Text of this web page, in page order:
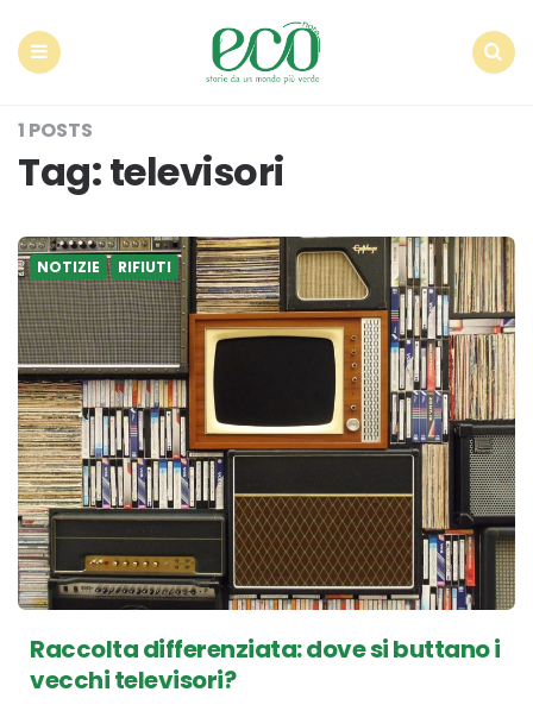
1 POSTS
Tag:televisori
NOTIZIE RIFIUTI
Raccolta differenziata: dove si buttano i
vecchi televisori?